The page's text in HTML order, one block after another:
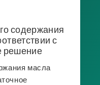
содержания
с
решение
масла